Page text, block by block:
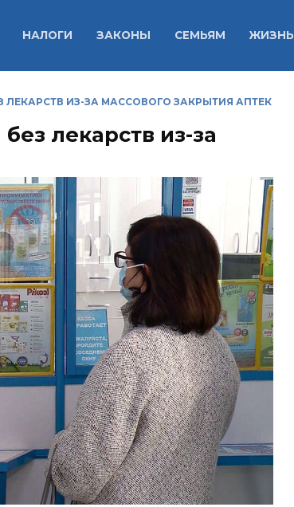
НАЛОГИ ЗАКОНЫ СЕМЬЯМ ЖИЗНЬ
ЛЕКАРСТВ ИЗ-ЗА МАССОВОГО ЗАКРЫТИЯ АПТЕК
лекарств из-за